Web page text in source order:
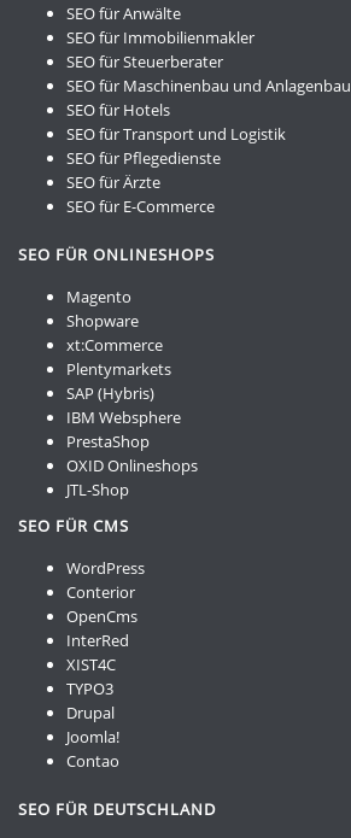
SEO für Anwälte
SEO für Immobilienmakler
SEO für Steuerberater
SEO für Maschinenbau und Anlagenbau
SEO für Hotels
SEO für Transport und Logistik
SEO für Pflegedienste
SEO für Ärzte
SEO für E-Commerce
SEO FÜR ONLINESHOPS
Magento
Shopware
xt:Commerce
Plentymarkets
SAP (Hybris)
IBM Websphere
PrestaShop
OXID Onlineshops
JTL-Shop
SEO FÜR CMS
WordPress
Conterior
OpenCms
InterRed
XIST4C
TYPO3
Drupal
Joomla!
Contao
SEO FÜR DEUTSCHLAND